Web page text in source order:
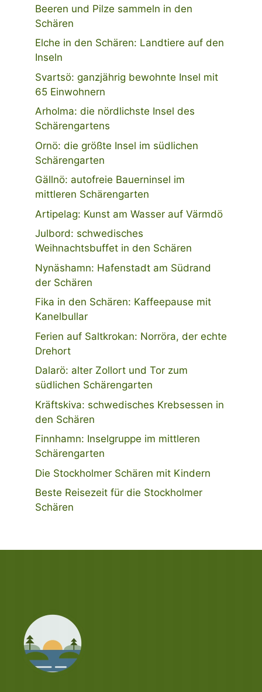
Beeren und Pilze sammeln in den
Schären
Elche in den Schären: Landtiere auf den
Inseln
Svartsö: ganzjährig bewohnte Insel mit
65 Einwohnern
Arholma: die nördlichste Insel des
Schärengartens
Ornö: die größte Insel im südlichen
Schärengarten
Gällnö: autofreie Bauerninsel im
mittleren Schärengarten
Artipelag: Kunst am Wasser auf Värmdö
Julbord: schwedisches
Weihnachtsbuffet in den Schären
Nynäshamn: Hafenstadt am Südrand
der Schären
Fika in den Schären: Kaffeepause mit
Kanelbullar
Ferien auf Saltkrokan: Norröra, der echte
Drehort
Dalarö: alter Zollort und Tor zum
südlichen Schärengarten
Kräftskiva: schwedisches Krebsessen in
den Schären
Finnhamn: Inselgruppe im mittleren
Schärengarten
Die Stockholmer Schären mit Kindern
Beste Reisezeit für die Stockholmer
Schären